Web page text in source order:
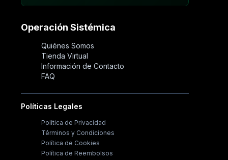
Operación Sistémica
Quiénes Somos
Tienda Virtual
Información de Contacto
FAQ
Políticas Legales
Política de Privacidad
Términos y Condiciones
Política de Cookies
Política de Reembolsos